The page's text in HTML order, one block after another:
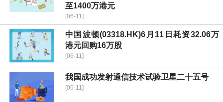
至1400万港元
[06-11]
中国波顿(03318.HK)6月11日耗资32.06万
港元回购16万股
[06-11]
我国成功发射通信技术试验卫星二十五号
[06-11]